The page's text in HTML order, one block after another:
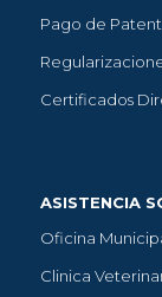
Pago de
Certificados
ASISTENCIA
Oficina
Clinica